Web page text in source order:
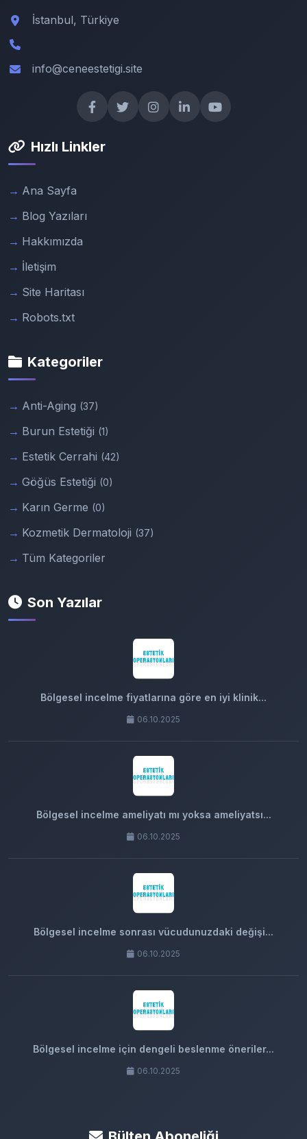
İstanbul, Türkiye
info@ceneestetigi.site
Hızlı Linkler
Ana Sayfa
Blog Yazıları
Hakkımızda
İletişim
Site Haritası
Robots.txt
Kategoriler
Anti-Aging (37)
Burun Estetiği (1)
Estetik Cerrahi (42)
Göğüs Estetiği (0)
Karın Germe (0)
Kozmetik Dermatoloji (37)
Tüm Kategoriler
Son Yazılar
Bölgesel incelme fiyatlarına göre en iyi klinik...
06.10.2025
Bölgesel incelme ameliyatı mı yoksa ameliyatsı...
06.10.2025
Bölgesel incelme sonrası vücudunuzdaki değişi...
06.10.2025
Bölgesel incelme için dengeli beslenme öneriler...
06.10.2025